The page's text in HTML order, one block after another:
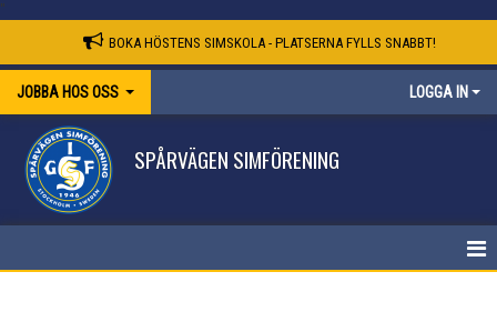
"
BOKA HÖSTENS SIMSKOLA - PLATSERNA FYLLS SNABBT!
JOBBA HOS OSS LOGGA IN
SPÅRVÄGEN SIMFÖRENING